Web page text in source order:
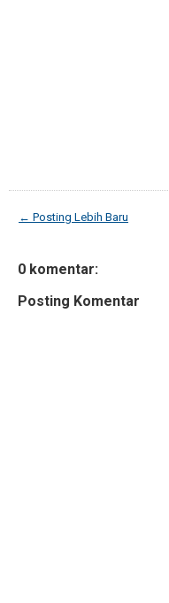
← Posting Lebih Baru
0 komentar:
Posting Komentar